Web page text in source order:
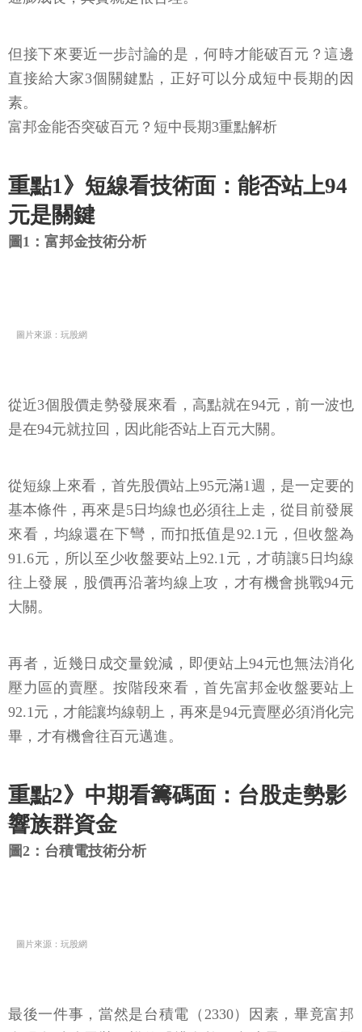
但接下來要近一步討論的是，何時才能破百元？這邊
直接給大家3個關鍵點，正好可以分成短中長期的因
素。
富邦金能否突破百元？短中長期3重點解析
重點1》短線看技術面：能否站上94
元是關鍵
圖1：富邦金技術分析
圖片來源：玩股網
從近3個股價走勢發展來看，高點就在94元，前一波也
是在94元就拉回，因此能否站上百元大關。
從短線上來看，首先股價站上95元滿1週，是一定要的
基本條件，再來是5日均線也必須往上走，從目前發展
來看，均線還在下彎，而扣抵值是92.1元，但收盤為
91.6元，所以至少收盤要站上92.1元，才萌讓5日均線
往上發展，股價再沿著均線上攻，才有機會挑戰94元
大關。
再者，近幾日成交量銳減，即便站上94元也無法消化
壓力區的賣壓。按階段來看，首先富邦金收盤要站上
92.1元，才能讓均線朝上，再來是94元賣壓必須消化完
畢，才有機會往百元邁進。
重點2》中期看籌碼面：台股走勢影
響族群資金
圖2：台積電技術分析
圖片來源：玩股網
最後一件事，當然是台積電（2330）因素，畢竟富邦